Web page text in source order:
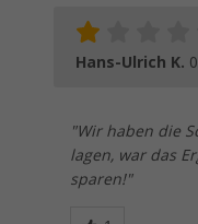
Hans-Ulrich K.
"Wir haben die
lagen, war das
sparen!"